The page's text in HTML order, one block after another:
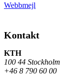
Webbmejl
Kontakt
KTH
100 44 Stockholm
+46 8 790 60 00